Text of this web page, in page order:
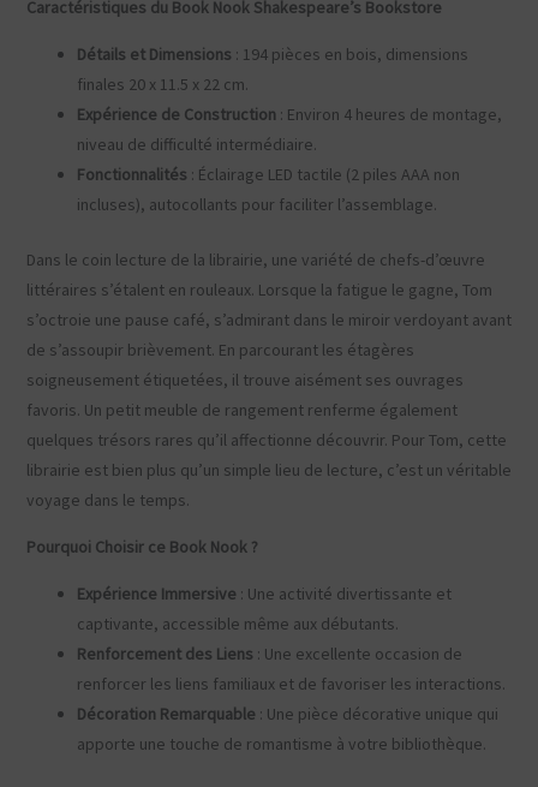
Caractéristiques du Book Nook Shakespeare’s Bookstore
Détails et Dimensions : 194 pièces en bois, dimensions
finales 20 x 11.5 x 22 cm.
Expérience de Construction : Environ 4 heures de montage,
niveau de difficulté intermédiaire.
Fonctionnalités : Éclairage LED tactile (2 piles AAA non
incluses), autocollants pour faciliter l’assemblage.
Dans le coin lecture de la librairie, une variété de chefs-d’œuvre
littéraires s’étalent en rouleaux. Lorsque la fatigue le gagne, Tom
s’octroie une pause café, s’admirant dans le miroir verdoyant avant
de s’assoupir brièvement. En parcourant les étagères
soigneusement étiquetées, il trouve aisément ses ouvrages
favoris. Un petit meuble de rangement renferme également
quelques trésors rares qu’il affectionne découvrir. Pour Tom, cette
librairie est bien plus qu’un simple lieu de lecture, c’est un véritable
voyage dans le temps.
Pourquoi Choisir ce Book Nook ?
Expérience Immersive : Une activité divertissante et
captivante, accessible même aux débutants.
Renforcement des Liens : Une excellente occasion de
renforcer les liens familiaux et de favoriser les interactions.
Décoration Remarquable : Une pièce décorative unique qui
apporte une touche de romantisme à votre bibliothèque.